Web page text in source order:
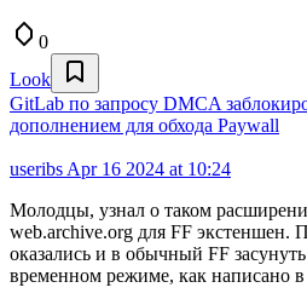
0
Look
GitLab по запросу DMCA
дополнением для обхода Paywall
useribs Apr 16 2024 at 10:24
Молодцы, узнал о таком
web.archive.org для FF экстеншен.
оказались и в обычный FF
временном режиме, как написано в